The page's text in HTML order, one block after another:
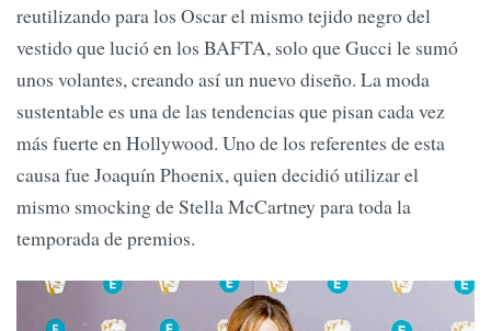
reutilizando para los Oscar el mismo tejido negro del
vestido que lució en los BAFTA, solo que Gucci le sumó
unos volantes, creando así un nuevo diseño. La moda
sustentable es una de las tendencias que pisan cada vez
más fuerte en Hollywood. Uno de los referentes de esta
causa fue Joaquín Phoenix, quien decidió utilizar el
mismo smocking de Stella McCartney para toda la
temporada de premios.